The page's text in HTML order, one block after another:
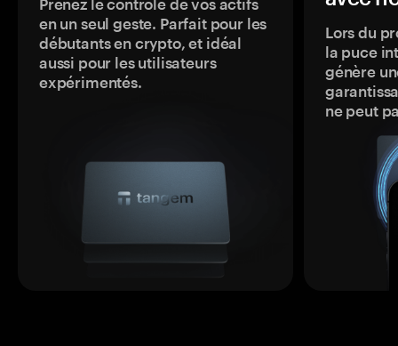
Prenez le contrôle de vos actifs
en un seul geste. Parfait pour les
débutants en crypto, et idéal
aussi pour les utilisateurs
expérimentés.
Lors du
la puce
génère
ne peut